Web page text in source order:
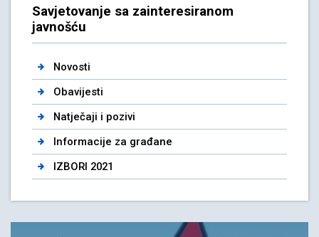
Savjetovanje sa zainteresiranom
javnošću
Novosti
Obavijesti
Natječaji i pozivi
Informacije za građane
IZBORI 2021